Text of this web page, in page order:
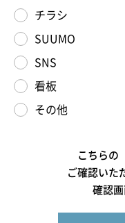
チラシ
SUUMO
SNS
看板
その他
こちらの
ご確認いた
確認